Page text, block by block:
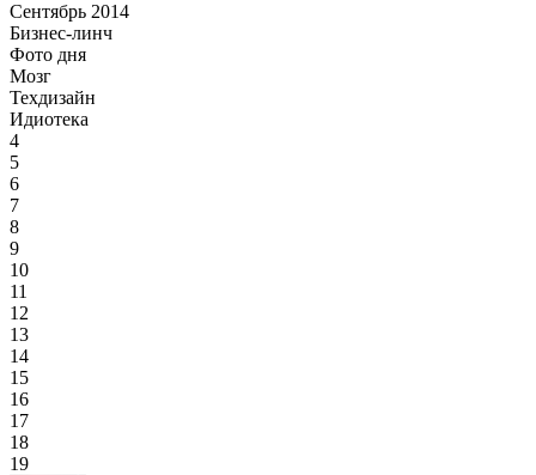
Сентябрь 2014
Бизнес-линч
Фото дня
Мозг
Техдизайн
Идиотека
4
5
6
7
8
9
10
11
12
13
14
15
16
17
18
19